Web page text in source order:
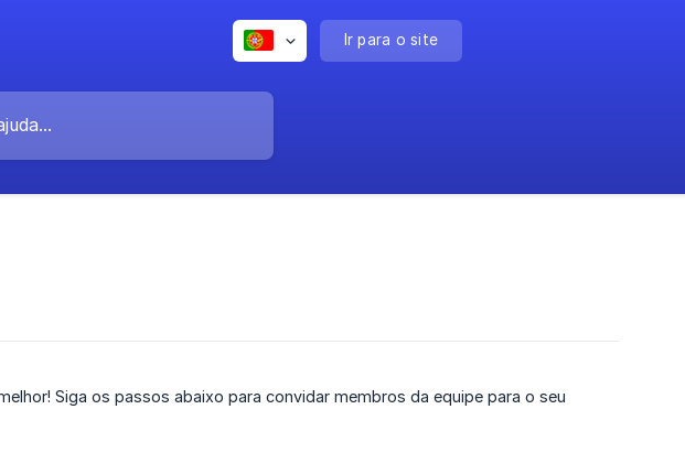
Ir para o site
Siga os passos abaixo para convidar membros da equipe para o seu